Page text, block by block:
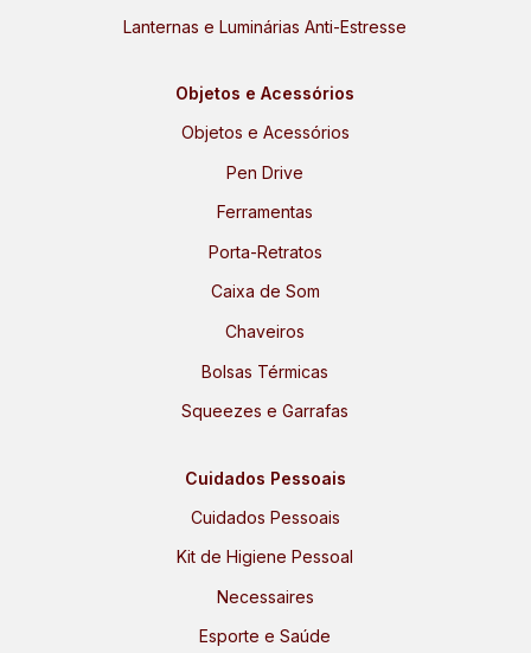
Lanternas e Luminárias Anti-Estresse
Objetos e Acessórios
Objetos e Acessórios
Pen Drive
Ferramentas
Porta-Retratos
Caixa de Som
Chaveiros
Bolsas Térmicas
Squeezes e Garrafas
Cuidados Pessoais
Cuidados Pessoais
Kit de Higiene Pessoal
Necessaires
Esporte e Saúde